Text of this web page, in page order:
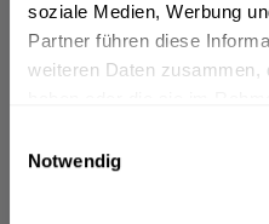
soziale Medien, Werbung
Partner führen diese
weiteren Daten zusammen,
Notwendig